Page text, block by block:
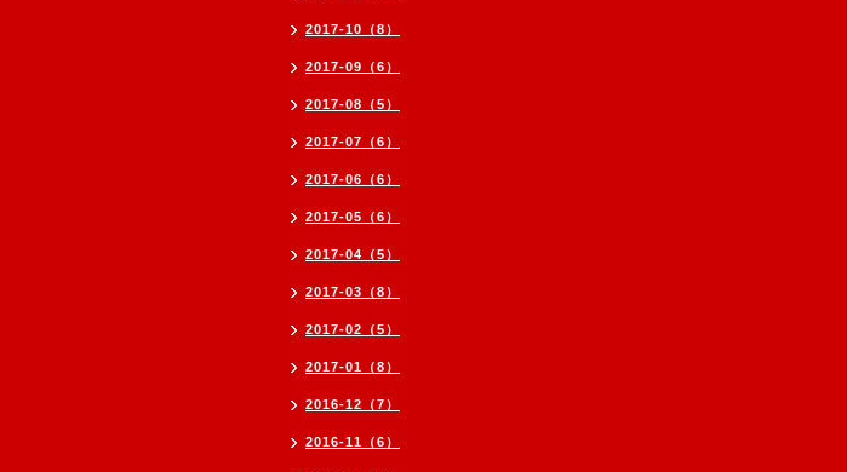
2017-10（8）
2017-09（6）
2017-08（5）
2017-07（6）
2017-06（6）
2017-05（6）
2017-04（5）
2017-03（8）
2017-02（5）
2017-01（8）
2016-12（7）
2016-11（6）